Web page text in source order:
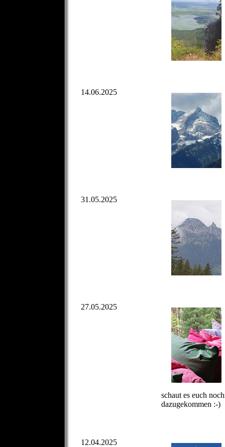
14.06.2025
31.05.2025
27.05.2025
schaut es euch
dazugekommen :-)
12.04.2025